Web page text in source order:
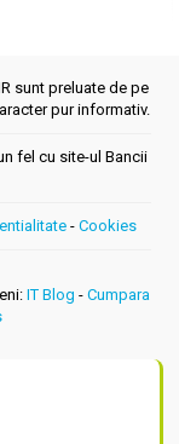
sunt preluate de pe
pur informativ.
fel cu site-ul Bancii
- Cookies
IT Blog - Cumpara